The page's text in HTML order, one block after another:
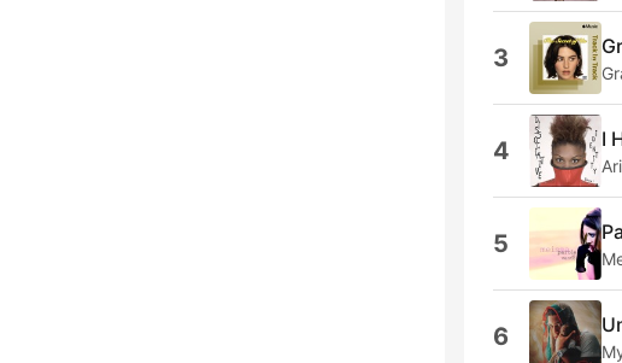
3
4 I
5
6